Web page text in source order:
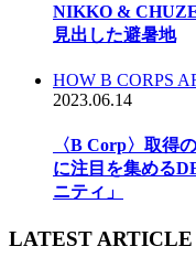
NIKKO &
見出した避暑地
HOW B CORPS
2023.06.14
〈B Corp〉取得
に注目を集める
ニティ」
LATEST ARTICLE